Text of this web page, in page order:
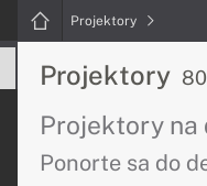
Projektory
Projektory
Projektory na
Ponorte sa do